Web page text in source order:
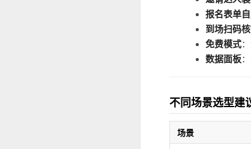
报名表单
到场扫码
免费模式
数据面板
不同场景选型建
场景